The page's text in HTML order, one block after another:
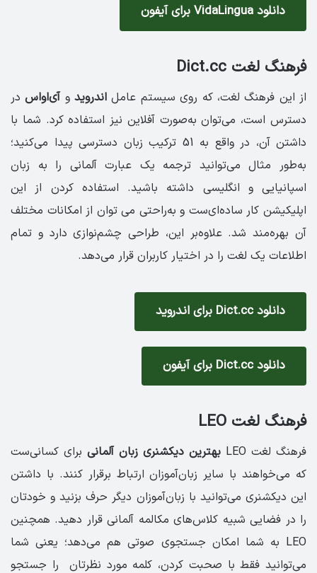
دانلود VidaLingua برای آیفون
فرهنگ لغت Dict.cc
از این فرهنگ لغت، که روی سیستم عامل اندرویدو آی‌اواسدر
دسترس است، می‌توان به‌صورت آفلاین نیز استفاده کرد. شما با
داشتن آن، در واقع به 51 ترکیب زبان دسترسی پیدا می‌کنید؛
به‌طور مثال می‌توانید ترجمه یک عبارت آلمانی را به زبان
اسپانیایی و انگلیسی داشته باشید. استفاده کردن از این
اپلیکیشن کار ساده‌ای‌ست و به‌راحتی می توان از امکانات مختلف
آن بهره‌مند شد. علاوه‌بر این، طراحی چشم‌نوازی دارد و تمام
اطلاعات یک لغت را در اختیار کاربران قرار می‌دهد.
دانلود Dict.cc برای اندروید
دانلود Dict.cc برای آیفون
فرهنگ لغت LEO
فرهنگ لغت LEO بهترین دیکشنری زبان آلمانی برای کسانی‌ست
که می‌خواهند با سایر زبان‌آموزان ارتباط برقرار کنند. با داشتن
این دیکشنری می‌توانید با زبان‌آموزان دیگر حرف بزنید و خودتان
را در فضایی شبیه کلاس‌های مکالمه آلمانی قرار دهید. همچنین
LEO به شما امکان جستجوی صوتی هم می‌دهد؛ یعنی شما
می‌توانید فقط با صحبت کردن، کلمه مورد نظرتان را جستجو